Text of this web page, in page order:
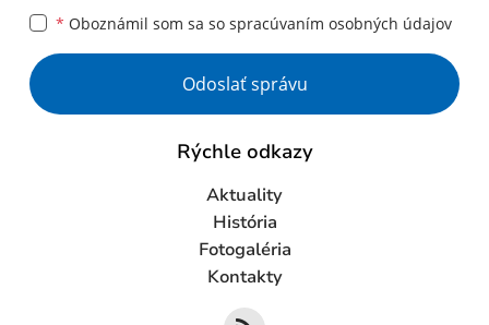
* Oboznámil som sa so spracúvaním osobných údajov
Google reCaptcha Response
Odoslať správu
Rýchle odkazy
Aktuality
História
Fotogaléria
Kontakty